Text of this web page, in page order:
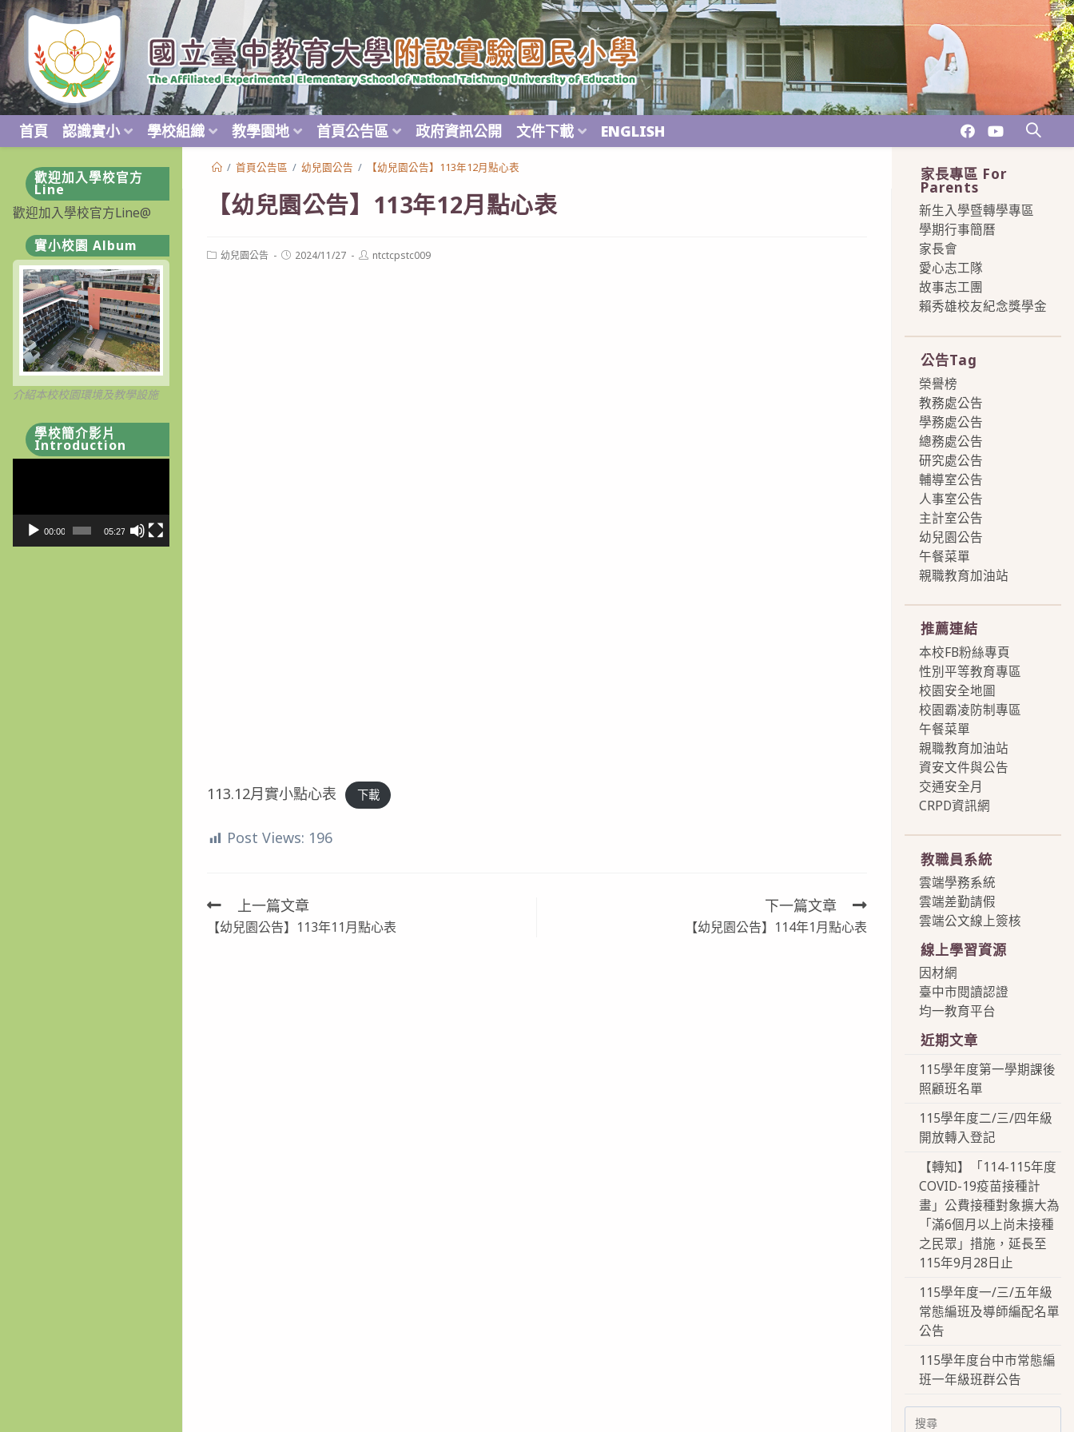
跳
轉
至
主
要
容
首頁 認識實小 學校組織 教學園地 首頁公告區 政府資訊公開 文件下載 ENGLISH
/ 首頁公告區 / 幼兒園公告 / 【幼兒園公告】113年12月點心表
【幼兒園公告】113年12月點心表
Post幼兒園公告
Post2024/11/27
Postntctcpstc009
113.12月實小點心表 下載
Post Views: 196
Read
more
上一篇文章
【幼兒園公告】113年11月點心表
下一篇文章
【幼兒園公告】114年1月點心表
歡迎加入學校官方
Line
歡迎加入學校官方Line@
實小校園 Album
介紹本校校園環境及教學設施
學校簡介影片
Introduction
器
00:00 05:27
家長專區 For
Parents
新生入學暨轉學專區
學期行事簡曆
家長會
愛心志工隊
故事志工團
賴秀雄校友紀念獎學金
公告Tag
榮譽榜
教務處公告
學務處公告
總務處公告
研究處公告
輔導室公告
人事室公告
主計室公告
幼兒園公告
午餐菜單
親職教育加油站
推薦連結
本校FB粉絲專頁
性別平等教育專區
校園安全地圖
校園霸凌防制專區
午餐菜單
親職教育加油站
資安文件與公告
交通安全月
CRPD資訊網
教職員系統
雲端學務系統
雲端差勤請假
雲端公文線上簽核
線上學習資源
因材網
臺中市閱讀認證
均一教育平台
近期文章
115學年度第一學期課後
照顧班名單
115學年度二/三/四年級
開放轉入登記
【轉知】「114-115年度
COVID-19疫苗接種計
畫」公費接種對象擴大為
「滿6個月以上尚未接種
之民眾」措施，延長至
115年9月28日止
115學年度一/三/五年級
常態編班及導師編配名單
公告
115學年度台中市常態編
班一年級班群公告
Search